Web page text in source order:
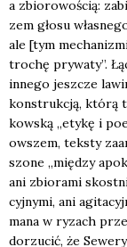
a zbio­ro­wo­ścią:
zem gło­su
ale [tym
tro­chę pry­wa­ty”.
inne­go jesz­cze
kon­struk­cją, któ­rą
kow­ską „ety­kę i
owszem, tek­sty
szo­ne „mię­dzy
ani zbio­ra­mi
cyj­ny­mi, ani
ma­na w ryzach
dorzu­cić, że